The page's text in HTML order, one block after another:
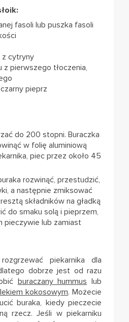
fasoli lub puszka fasoli
z cytryny
z pierwszego tłoczenia,
pieprz
do 200 stopni. Buraczka
w folię aluminiową
piec przez około 45
rozwinąć, przestudzić,
a następnie zmiksować
składników na gładką
do smaku solą i pieprzem,
pieczywie lub zamiast
piekarnika dla
dobrze jest od razu
buraczany hummus lub
kokosowym. Możecie
buraka, kiedy pieczecie
rzecz. Jeśli w piekarniku